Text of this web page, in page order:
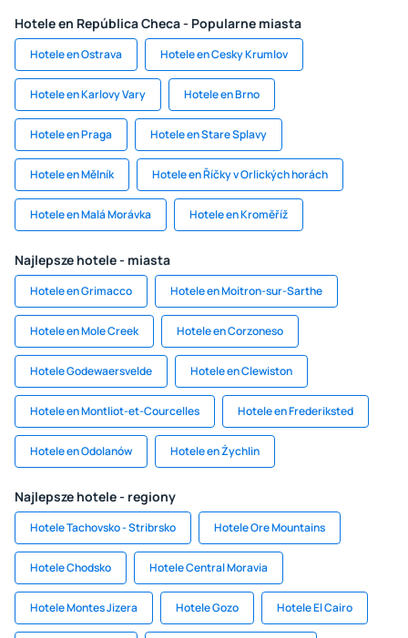
Hotele en República Checa - Popularne miasta
Hotele en Ostrava Hotele en Cesky Krumlov
Hotele en Karlovy Vary Hotele en Brno
Hotele en Praga Hotele en Stare Splavy
Hotele en Mělník Hotele en Říčky v Orlických horách
Hotele en Malá Morávka Hotele en Kroměříž
Najlepsze hotele - miasta
Hotele en Grimacco Hotele en Moitron-sur-Sarthe
Hotele en Mole Creek Hotele en Corzoneso
Hotele Godewaersvelde Hotele en Clewiston
Hotele en Montliot-et-Courcelles Hotele en Frederiksted
Hotele en Odolanów Hotele en Żychlin
Najlepsze hotele - regiony
Hotele Tachovsko - Stribrsko Hotele Ore Mountains
Hotele Chodsko Hotele Central Moravia
Hotele Montes Jizera Hotele Gozo Hotele El Cairo